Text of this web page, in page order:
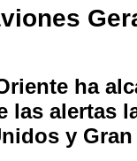
ha
las alertas
y Gran